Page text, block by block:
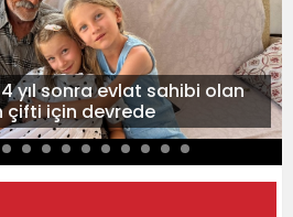
yıl sonra evlat sahibi olan
çifti için devrede